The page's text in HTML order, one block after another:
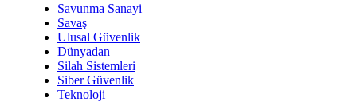
Savunma Sanayi
Savaş
Ulusal Güvenlik
Dünyadan
Silah Sistemleri
Siber Güvenlik
Teknoloji